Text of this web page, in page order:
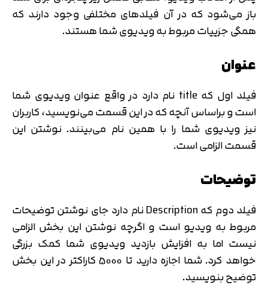
باز می‌شود که در آن فیلدهای مختلفی وجود دارند که
همگی جزییات مربوط به ویدیوی شما هستند.
عنوان
فیلد اول که title نام دارد در واقع عنوان ویدیوی شما
است و براساس آنچه که در این قسمت می‌نویسید، کاربران
نیز ویدیوی شما را با همین نام می‌بینند. نوشتن این
قسمت الزامی است.
توضیحات
فیلد دوم که Description نام دارد جای نوشتن توضیحات
مربوط به ویدیو است و اگرچه نوشتن این بخش الزامی
نیست اما به افزایش بازدید ویدیوی شما کمک بزرگی
خواهد کرد. شما اجازه دارید تا 5000 کاراکتر در این بخش
توضیح بنویسید.